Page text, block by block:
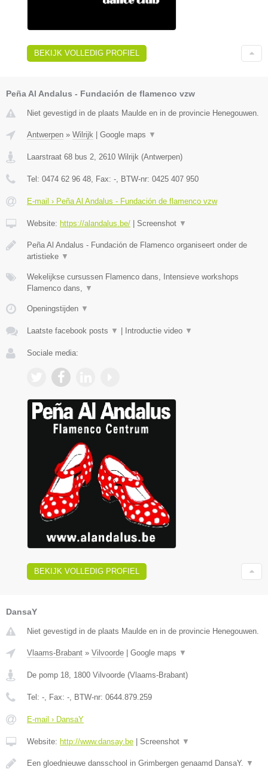
BEKIJK VOLLEDIG PROFIEL
Peña Al Andalus - Fundación de flamenco vzw
Niet gevestigd in de plaats Maulde en in de provincie Henegouwen.
Antwerpen » Wilrijk | Google maps ▼
Laarstraat 68 bus 2 2610 Wilrijk (Antwerpen)
Tel: 0474 62 96 48 , Fax: - , BTW-nr: 0425 407 950
E-mail › Peña Al Andalus - Fundación de flamenco vzw
Website: https://alandalus.be/ | Screenshot ▼
Peña Al Andalus - Fundación de Flamenco organiseert onder de
artistieke ▼
Wekelijkse cursussen Flamenco dans, Intensieve workshops
Flamenco dans,
▼
Openingstijden ▼
Laatste facebook posts ▼ | Introductie video ▼
Sociale media:
BEKIJK VOLLEDIG PROFIEL
DansaY
Niet gevestigd in de plaats Maulde en in de provincie Henegouwen.
Vlaams-Brabant » Vilvoorde | Google maps ▼
De pomp 18 1800 Vilvoorde (Vlaams-Brabant)
Tel: - , Fax: - , BTW-nr: 0644.879.259
E-mail › DansaY
Website: http://www.dansay.be | Screenshot ▼
Een gloednieuwe dansschool in Grimbergen genaamd DansaY. ▼